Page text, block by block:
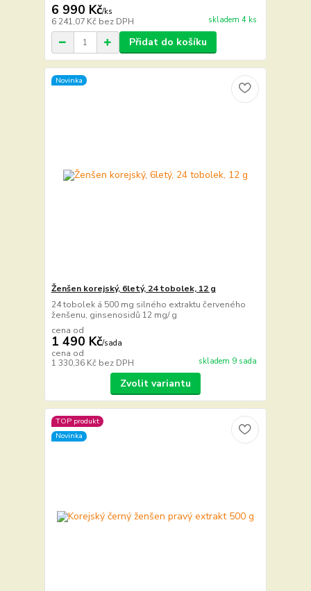
6 990 Kč/ks
6 241,07 Kč bez DPH skladem 4 ks
Přidat do košíku
Novinka
Ženšen korejský, 6letý, 24 tobolek, 12 g
24 tobolek á 500 mg silného extraktu červeného
ženšenu, ginsenosidů 12 mg/ g
cena od
1 490 Kč/sada
cena od
1 330,36 Kč bez DPH skladem 9 sada
Zvolit variantu
TOP produkt
Novinka